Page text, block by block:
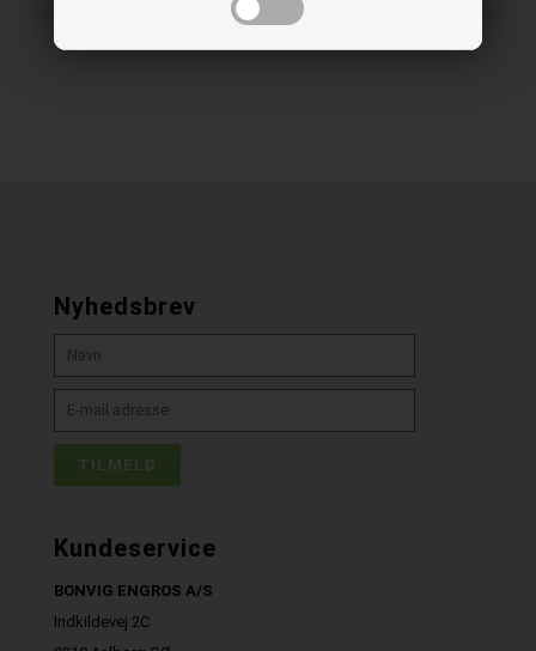
Nyhedsbrev
Kundeservice
BONVIG ENGROS A/S
Indkildevej 2C